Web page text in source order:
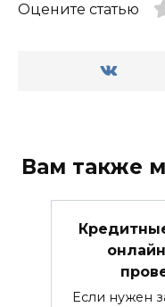
Оцените статью
Вам также
Если нужен